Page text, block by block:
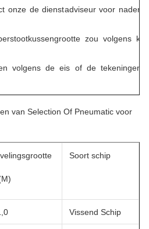
onze de dienstadviseur voor
zou volgens
volgens de eis of de tekeningen
van Selection Of Pneumatic voor
Soort schip
Vissend Schip